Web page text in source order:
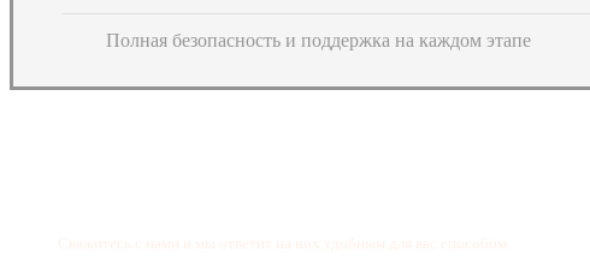
Полная безопасность и поддержка на каждом этапе